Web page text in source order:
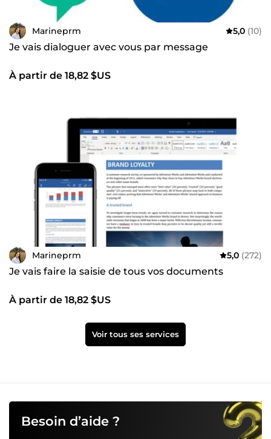
Marineprm 5,0 (10)
Je vais dialoguer avec vous par message
À partir de 18,82 $US
Marineprm 5,0 (272)
Je vais faire la saisie de tous vos documents
À partir de 18,82 $US
Voir tous ses services
Besoin d’aide ?